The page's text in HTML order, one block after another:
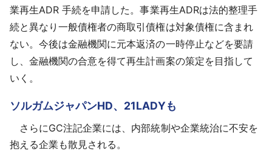
業再生ADR 手続を申請した。事業再生ADRは法的整理手
続と異なり一般債権者の商取引債権は対象債権に含まれ
ない。今後は金融機関に元本返済の一時停止などを要請
し、金融機関の合意を得て再生計画案の策定を目指して
いく。
ソルガムジャパンHD、21LADYも
さらにGC注記企業には、内部統制や企業統治に不安を
抱える企業も散見される。